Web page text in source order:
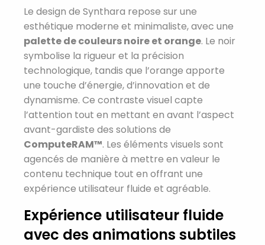
Le design de Synthara repose sur une
esthétique moderne et minimaliste, avec une
palette de couleurs noire et orange. Le noir
symbolise la rigueur et la précision
technologique, tandis que l’orange apporte
une touche d’énergie, d’innovation et de
dynamisme. Ce contraste visuel capte
l’attention tout en mettant en avant l’aspect
avant-gardiste des solutions de
ComputeRAM™. Les éléments visuels sont
agencés de manière à mettre en valeur le
contenu technique tout en offrant une
expérience utilisateur fluide et agréable.
Expérience utilisateur fluide
avec des animations subtiles